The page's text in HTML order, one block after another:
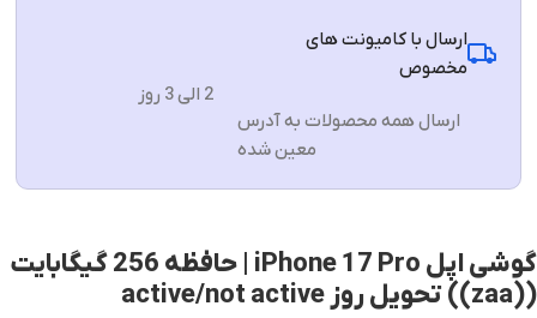
ارسال با کامیونت های
مخصوص
ارسال همه محصولات به آدرس
معین شده
2 الی 3 روز
گوشی اپل iPhone 17 Pro | حافظه 256 گیگابایت
((zaa)) تحویل روز active/not active